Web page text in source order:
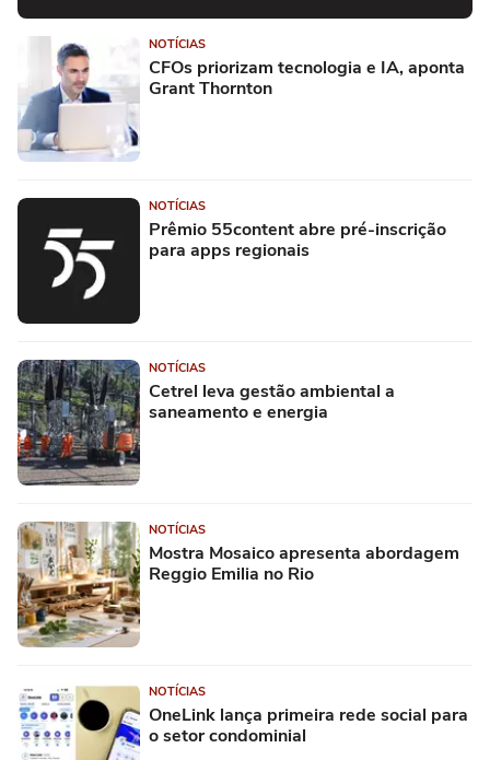
NOTÍCIAS
CFOs priorizam tecnologia e IA, aponta
Grant Thornton
NOTÍCIAS
Prêmio 55content abre pré-inscrição
para apps regionais
NOTÍCIAS
Cetrel leva gestão ambiental a
saneamento e energia
NOTÍCIAS
Mostra Mosaico apresenta abordagem
Reggio Emilia no Rio
NOTÍCIAS
OneLink lança primeira rede social para
o setor condominial